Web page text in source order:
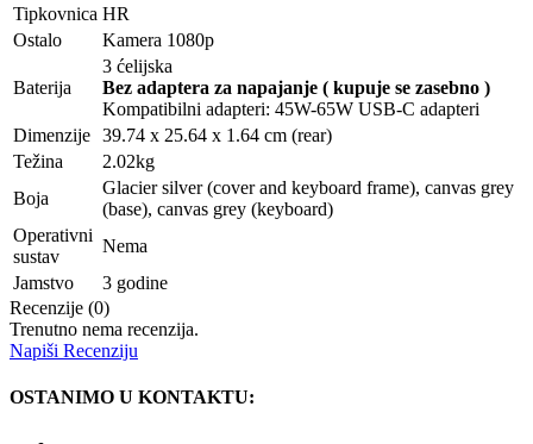
Tipkovnica HR
Ostalo
Kamera 1080p
Baterija
3 ćelijska
Bez adaptera za napajanje ( kupuje se zasebno )
Kompatibilni adapteri: 45W-65W USB-C adapteri
Dimenzije 39.74 x 25.64 x 1.64 cm (rear)
Težina
2.02kg
Boja
Glacier silver (cover and keyboard frame), canvas grey
(base), canvas grey (keyboard)
Operativni
sustav
Nema
Jamstvo
3 godine
Recenzije (0)
Trenutno nema recenzija.
Napiši Recenziju
OSTANIMO U KONTAKTU: